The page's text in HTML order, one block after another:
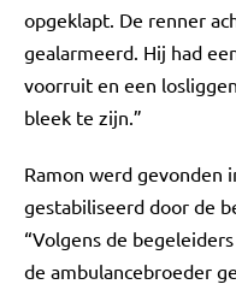
opgeklapt. De renner
gealarmeerd. Hij had
voorruit en een
bleek te zijn.”
Ramon werd gevonden
gestabiliseerd door de
“Volgens de
de ambulancebroeder